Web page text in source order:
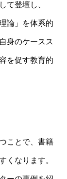
て登壇し、
論」を体系的
身のケースス
を促す教育的
ことで、書籍
くなります。